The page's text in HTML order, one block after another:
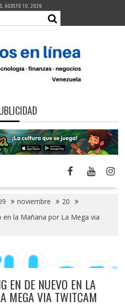
AGOSTO 10, 2026
noviembre
20
en la Mañana por La Mega via
EN DE NUEVO EN LA
MEGA VIA TWITCAM